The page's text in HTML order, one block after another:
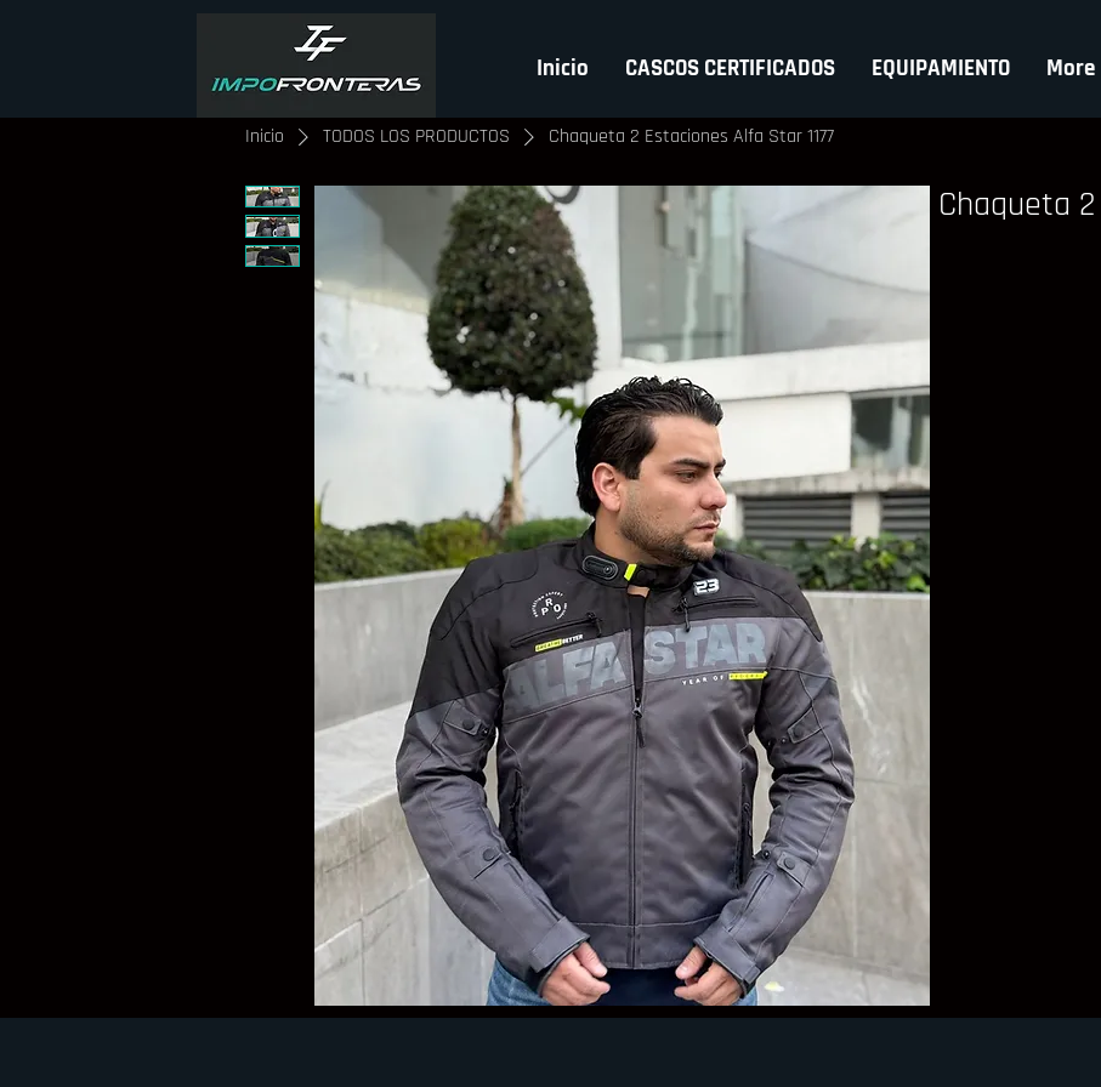
Inicio CASCOS CERTIFICADOS EQUIPAMIENTO More
Inicio TODOS LOS PRODUCTOS Chaqueta 2 Estaciones Alfa Star 1177
Chaqueta